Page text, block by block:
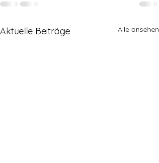
Aktuelle Beiträge Alle ansehen